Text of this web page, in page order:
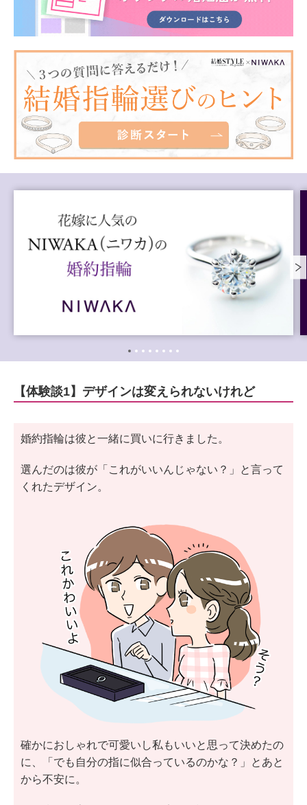
【体験談1】デザインは変えられないけれど
婚約指輪は彼と一緒に買いに行きました。
選んだのは彼が「これがいいんじゃない？」と言って
くれたデザイン。
確かにおしゃれで可愛いし私もいいと思って決めたの
に、「でも自分の指に似合っているのかな？」とあと
から不安に。